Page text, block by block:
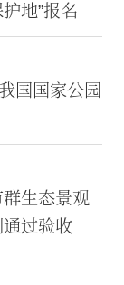
地”报名
国国家公园
群生态景观
通过验收